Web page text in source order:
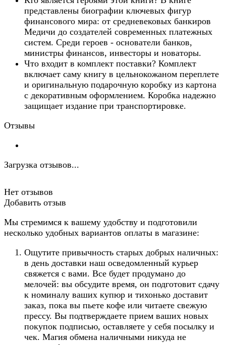
представлены биографии ключевых фигур
финансового мира: от средневековых банкиров
Медичи до создателей современных платежных
систем. Среди героев - основатели банков,
министры финансов, инвесторы и новаторы.
Что входит в комплект поставки? Комплект
включает саму книгу в цельнокожаном переплете
и оригинальную подарочную коробку из картона
с декоративным оформлением. Коробка надежно
защищает издание при транспортировке.
Отзывы
Загрузка отзывов...
Нет отзывов
Добавить отзыв
Мы стремимся к вашему удобству и подготовили
несколько удобных вариантов оплаты в магазине:
Ощутите привычность старых добрых наличных:
в день доставки наш осведомленный курьер
свяжется с вами. Все будет продумано до
мелочей: вы обсудите время, он подготовит сдачу
к номиналу ваших купюр и тихонько доставит
заказ, пока вы пьете кофе или читаете свежую
прессу. Вы подтверждаете прием ваших новых
покупок подписью, оставляете у себя посылку и
чек. Магия обмена наличными никуда не